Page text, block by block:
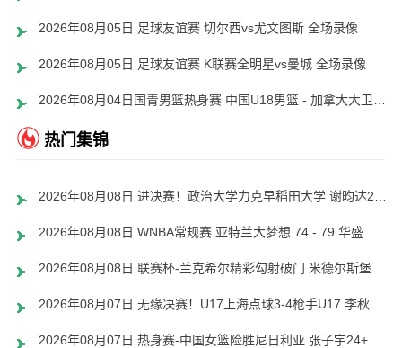
2026年08月05日 足球友谊赛 切尔西vs尤文图斯 全场录像
2026年08月05日 足球友谊赛 K联赛全明星vs曼城 全场录像
热门集锦
2026年08月08日 WNBA常规赛 亚特兰大梦想 74 - 79 华盛顿神秘人 全场集锦
2026年08月07日 热身赛-中国女篮险胜尼日利亚 张子宇24+11 杨舒予12+6